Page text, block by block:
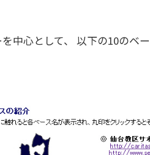
中心として、 以下の10のベ